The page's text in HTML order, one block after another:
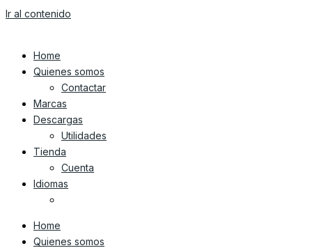
Ir al contenido
Home
Quienes somos
Contactar
Marcas
Descargas
Utilidades
Tienda
Cuenta
Idiomas
Home
Quienes somos